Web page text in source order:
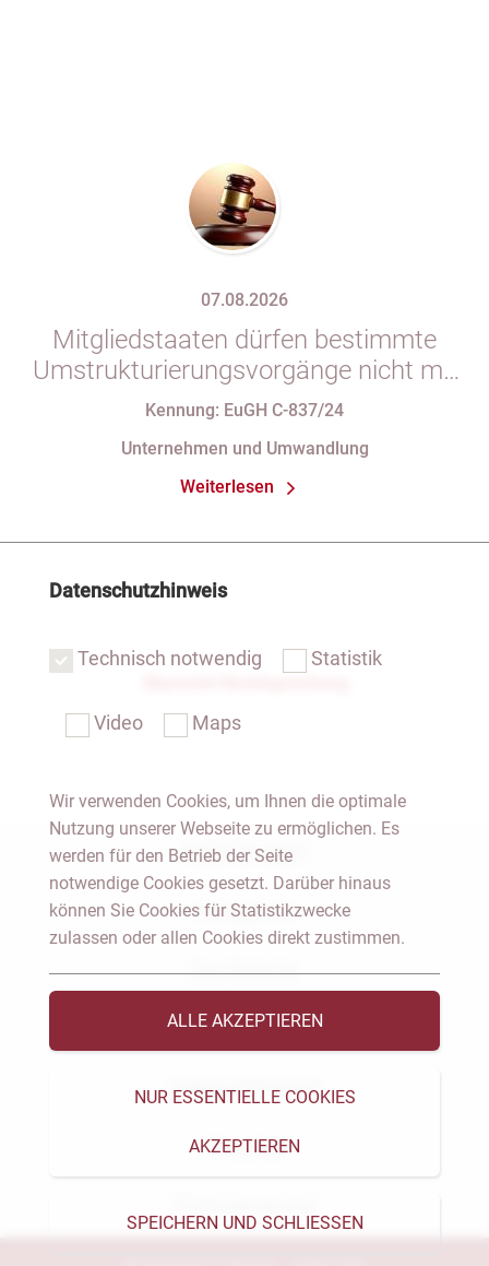
07.08.2026
Mitgliedstaaten dürfen bestimmte
Umstrukturierungsvorgänge nicht mit
indirekten Steuern belasten
Kennung: EuGH C-837/24
Unternehmen und Umwandlung
Weiterlesen
Notar Dresden
Fachgebiete
Das Notariat
Vorträge & Veröffentlichungen
Videos & Podcast
Aktuelles
Datenschutzhinweis
Technisch notwendig Statistik
Video Maps
Wir verwenden Cookies, um Ihnen die optimale
Nutzung unserer Webseite zu ermöglichen. Es
werden für den Betrieb der Seite
notwendige Cookies gesetzt. Darüber hinaus
können Sie Cookies für Statistikzwecke
zulassen oder allen Cookies direkt zustimmen.
ALLE AKZEPTIEREN
NUR ESSENTIELLE COOKIES
AKZEPTIEREN
SPEICHERN UND SCHLIESSEN